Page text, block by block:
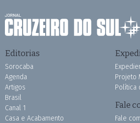
Editorias
Sorocaba
Agenda
Artigos
Brasil
Canal 1
Casa e Acabamento
Projeto
Política
Fale
Fale